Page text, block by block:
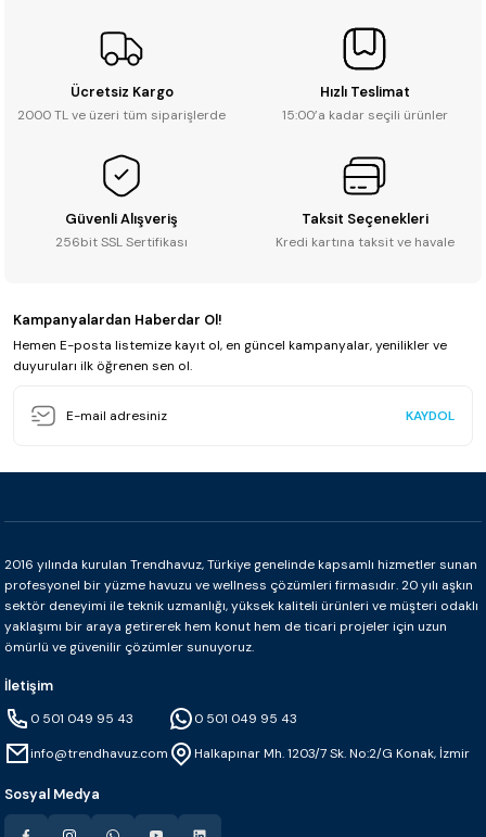
Ücretsiz Kargo
2000 TL ve üzeri tüm siparişlerde
Hızlı Teslimat
15:00’a kadar seçili ürünler
Güvenli Alışveriş
256bit SSL Sertifikası
Taksit Seçenekleri
Kredi kartına taksit ve havale
Kampanyalardan Haberdar Ol!
Hemen E-posta listemize kayıt ol, en güncel kampanyalar, yenilikler ve
duyuruları ilk öğrenen sen ol.
KAYDOL
2016 yılında kurulan Trendhavuz, Türkiye genelinde kapsamlı hizmetler sunan
profesyonel bir yüzme havuzu ve wellness çözümleri firmasıdır. 20 yılı aşkın
sektör deneyimi ile teknik uzmanlığı, yüksek kaliteli ürünleri ve müşteri odaklı
yaklaşımı bir araya getirerek hem konut hem de ticari projeler için uzun
ömürlü ve güvenilir çözümler sunuyoruz.
İletişim
0 501 049 95 43
info@trendhavuz.com
0 501 049 95 43
Halkapınar Mh. 1203/7 Sk. No:2/G Konak, İzmir
Sosyal Medya